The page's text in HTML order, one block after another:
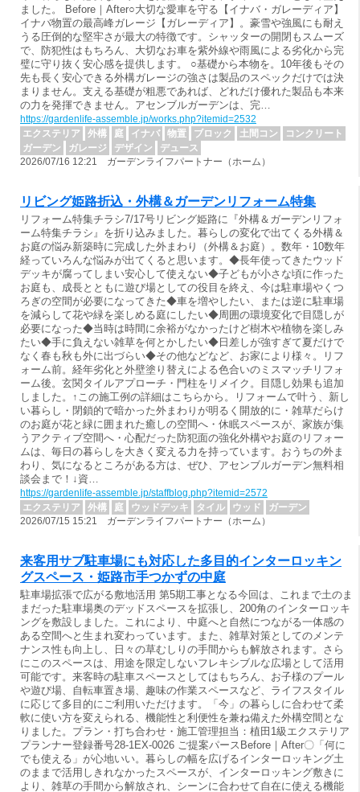
ました。 Before｜After○大切な愛車を守る【イナバ・ガレーディア】
イナバ物置の最高峰ガレージ【ガレーディア】。豪雪や強風にも耐え
うる圧倒的な堅牢さが最大の特徴です。シャッターの開閉もスムーズ
で、防犯性はもちろん、大切なお車を紫外線や雨風による劣化から完
璧に守り抜く安心感を提供します。 ○基礎から本物を。10年後もその
先も長く安心できる外構ガレージの強さは製品のスペックだけでは決
まりません。支える基礎が粗悪であれば、どれだけ優れた製品も本来
の力を発揮できません。アセンブルガーデンは、完…
https://gardenlife-assemble.jp/works.php?itemid=2532
エクステリア
外構 庭 イナバ 物置 ブロック 土間コン
コンクリート
ガーデン
ガレージ デザイン
デュース
2026/07/16 12:21 ガーデンライフパートナー（ホーム）
リビング姫路折込・外構＆ガーデンリフォーム特集
リフォーム特集チラシ7/17号リビング姫路に『外構＆ガーデンリフォ
ーム特集チラシ』を折り込みました。暮らしの変化で出てくる外構＆
お庭の悩み新築時に完成した外まわり（外構＆お庭）。数年・10数年
経っていろんな悩みが出てくると思います。◆長年使ってきたウッド
デッキが腐ってしまい安心して使えない◆子どもが小さな頃に作った
お庭も、成長とともに遊び場としての役目を終え、今は駐車場やくつ
ろぎの空間が必要になってきた◆車を増やしたい、または逆に駐車場
を減らして花や緑を楽しめる庭にしたい◆周囲の環境変化で目隠しが
必要になった◆当時は時間に余裕がなかったけど樹木や植物を楽しみ
たい◆手に負えない雑草を何とかしたい◆日差しが強すぎて夏だけで
なく春も秋も外に出づらい◆その他などなど、お家により様々。リフ
ォーム前。経年劣化と外壁塗り替えによる色合いのミスマッチリフォ
ーム後。玄関タイルアプローチ・門柱をリメイク。目隠し効果も追加
しました。↑この施工例の詳細はこちらから。リフォームで叶う、新し
い暮らし・閉鎖的で暗かった外まわりが明るく開放的に・雑草だらけ
のお庭が花と緑に囲まれた癒しの空間へ・休眠スペースが、家族が集
うアクティブ空間へ・心配だった防犯面の強化外構やお庭のリフォー
ムは、毎日の暮らしを大きく変える力を持っています。おうちの外ま
わり、気になるところがある方は、ぜひ、アセンブルガーデン無料相
談会まで！↓資…
https://gardenlife-assemble.jp/staffblog.php?itemid=2572
エクステリア
外構 庭 ウッドデッキ タイル ウッド
ガーデン
2026/07/15 15:21 ガーデンライフパートナー（ホーム）
来客用サブ駐車場にも対応した多目的インターロッキン
グスペース・姫路市手つかずの中庭
駐車場拡張で広がる敷地活用 第5期工事となる今回は、これまで土のま
まだった駐車場奥のデッドスペースを拡張し、200角のインターロッキ
ングを敷設しました。これにより、中庭へと自然につながる一体感の
ある空間へと生まれ変わっています。また、雑草対策としてのメンテ
ナンス性も向上し、日々の草むしりの手間からも解放されます。さら
にこのスペースは、用途を限定しないフレキシブルな広場として活用
可能です。来客時の駐車スペースとしてはもちろん、お子様のプール
や遊び場、自転車置き場、趣味の作業スペースなど、ライフスタイル
に応じて多目的にご利用いただけます。「今」の暮らしに合わせて柔
軟に使い方を変えられる、機能性と利便性を兼ね備えた外構空間とな
りました。プラン・打ち合わせ・施工管理担当：植田1級エクステリア
プランナー登録番号28-1EX-0026 ご提案パースBefore｜After〇「何に
でも使える」が心地いい。暮らしの幅を広げるインターロッキング土
のままで活用しきれなかったスペースが、インターロッキング敷きに
より、雑草の手間から解放され、シーンに合わせて自在に使える機能